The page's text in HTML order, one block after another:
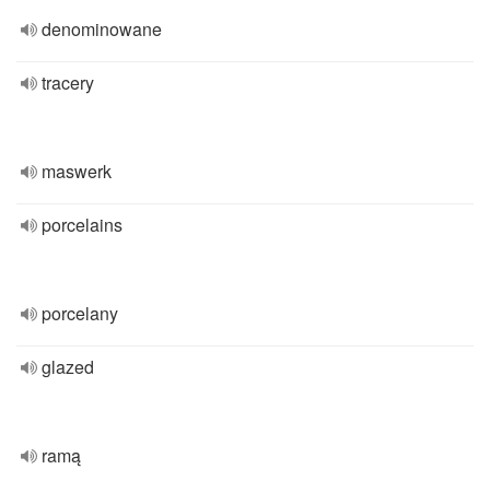
denominowane
tracery
maswerk
porcelains
porcelany
glazed
ramą